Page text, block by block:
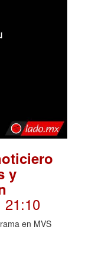
y
21:10
en MVS